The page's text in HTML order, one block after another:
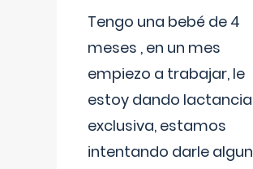
Tengo una bebé de 4
meses , en un mes
empiezo a trabajar, le
estoy dando lactancia
exclusiva, estamos
intentando darle algun